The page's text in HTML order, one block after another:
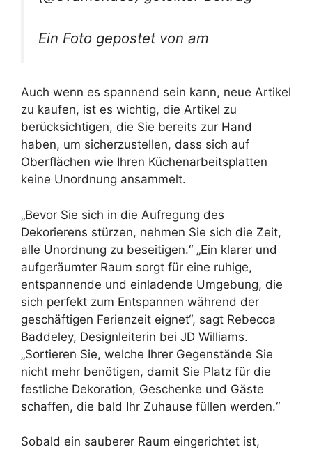
Ein Foto gepostet von am
Auch wenn es spannend sein kann, neue Artikel
zu kaufen, ist es wichtig, die Artikel zu
berücksichtigen, die Sie bereits zur Hand
haben, um sicherzustellen, dass sich auf
Oberflächen wie Ihren Küchenarbeitsplatten
keine Unordnung ansammelt.
„Bevor Sie sich in die Aufregung des
Dekorierens stürzen, nehmen Sie sich die Zeit,
alle Unordnung zu beseitigen.“ „Ein klarer und
aufgeräumter Raum sorgt für eine ruhige,
entspannende und einladende Umgebung, die
sich perfekt zum Entspannen während der
geschäftigen Ferienzeit eignet“, sagt Rebecca
Baddeley, Designleiterin bei JD Williams.
„Sortieren Sie, welche Ihrer Gegenstände Sie
nicht mehr benötigen, damit Sie Platz für die
festliche Dekoration, Geschenke und Gäste
schaffen, die bald Ihr Zuhause füllen werden.“
Sobald ein sauberer Raum eingerichtet ist,